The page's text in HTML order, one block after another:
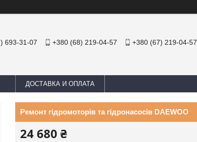
693-31-07 +380 (68) 219-04-57 +380 (67) 219-04-57
ДОСТАВКА И ОПЛАТА
Ремонт гідромоторів та гідронасосів DAEWOO
24 680 ₴